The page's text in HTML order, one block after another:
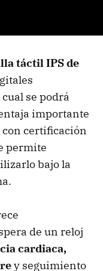
táctil IPS de
se podrá
importante
con certificación
permite
bajo la
de un reloj
cardiaca,
y seguimiento